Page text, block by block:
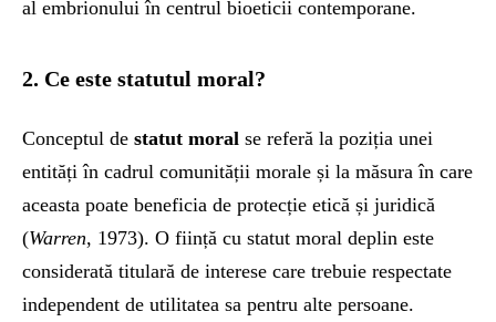
al embrionului în centrul bioeticii contemporane.
2. Ce este statutul moral?
Conceptul de statut moral se referă la poziția unei
entități în cadrul comunității morale și la măsura în care
aceasta poate beneficia de protecție etică și juridică
(Warren, 1973). O ființă cu statut moral deplin este
considerată titulară de interese care trebuie respectate
independent de utilitatea sa pentru alte persoane.